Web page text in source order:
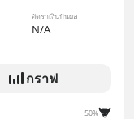
อัตราเงินปันผล
N/A
กราฟ
50%